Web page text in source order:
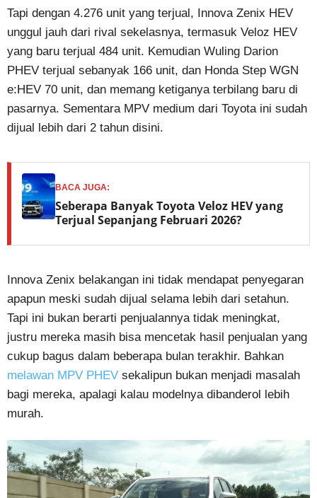
Tapi dengan 4.276 unit yang terjual, Innova Zenix HEV
unggul jauh dari rival sekelasnya, termasuk Veloz HEV
yang baru terjual 484 unit. Kemudian Wuling Darion
PHEV terjual sebanyak 166 unit, dan Honda Step WGN
e:HEV 70 unit, dan memang ketiganya terbilang baru di
pasarnya. Sementara MPV medium dari Toyota ini sudah
dijual lebih dari 2 tahun disini.
BACA JUGA:
Seberapa Banyak Toyota Veloz HEV yang
Terjual Sepanjang Februari 2026?
Innova Zenix belakangan ini tidak mendapat penyegaran
apapun meski sudah dijual selama lebih dari setahun.
Tapi ini bukan berarti penjualannya tidak meningkat,
justru mereka masih bisa mencetak hasil penjualan yang
cukup bagus dalam beberapa bulan terakhir. Bahkan
melawan MPV PHEV sekalipun bukan menjadi masalah
bagi mereka, apalagi kalau modelnya dibanderol lebih
murah.